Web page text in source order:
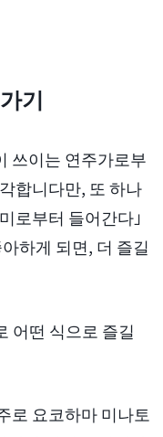
기
쓰이는 연주가로부
합니다만, 또 하나
로부터 들어간다」
하게 되면, 더 즐길
어떤 식으로 즐길
로 요코하마 미나토